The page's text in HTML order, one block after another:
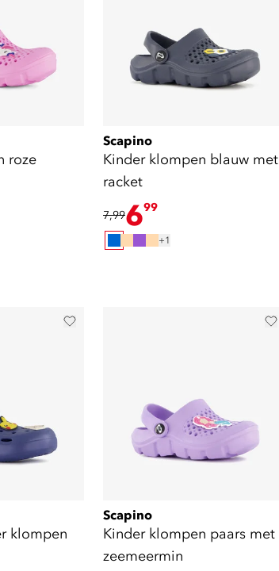
roze
Scapino
Kinder klompen blauw met
racket
7,99699
+1
klompen
Scapino
Kinder klompen paars met
zeemeermin